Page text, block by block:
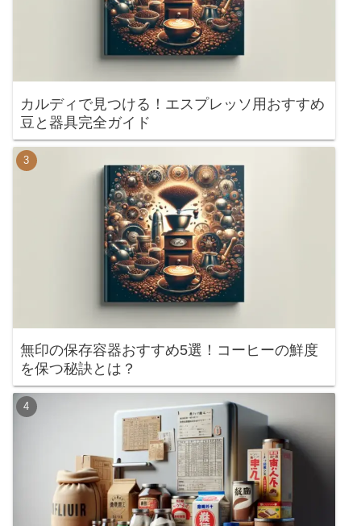
カルディで見つける！エスプレッソ用おすすめ
豆と器具完全ガイド
無印の保存容器おすすめ5選！コーヒーの鮮度
を保つ秘訣とは？